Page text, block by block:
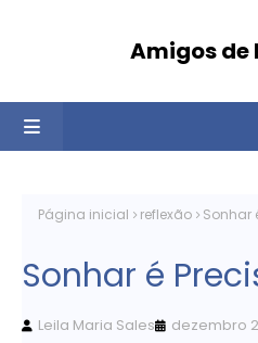
Amigos de
Página inicial reflexão Sonhar
Sonhar é
Leila Maria Sales dezembro